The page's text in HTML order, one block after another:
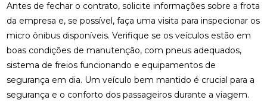
Antes de fechar o contrato, solicite informações sobre a frota
da empresa e, se possível, faça uma visita para inspecionar os
micro ônibus disponíveis. Verifique se os veículos estão em
boas condições de manutenção, com pneus adequados,
sistema de freios funcionando e equipamentos de
segurança em dia. Um veículo bem mantido é crucial para a
segurança e o conforto dos passageiros durante a viagem.